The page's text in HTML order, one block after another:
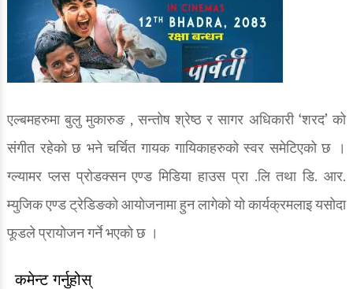
एल्बमहरुमा बुलु मुकारुङ , सन्तोष श्रेष्ठ र सागर अधिकारी ‘शरद’ को
संगीत रहेको छ भने चर्चित गायक गायिकाहरुको स्वर समेटिएको छ ।
ग्ल्यामर प्लस प्रोडक्सन एण्ड मिडिया हाउस प्रा .लि तथा डि. आर.
म्युजिक एण्ड ट्रेडिङको आयोजनामा हुन लागेको यो कार्यक्रमलाइ यसोदा
फूडले प्रायोजन गर्ने भएको छ ।
कमेन्ट गर्नुहोस्